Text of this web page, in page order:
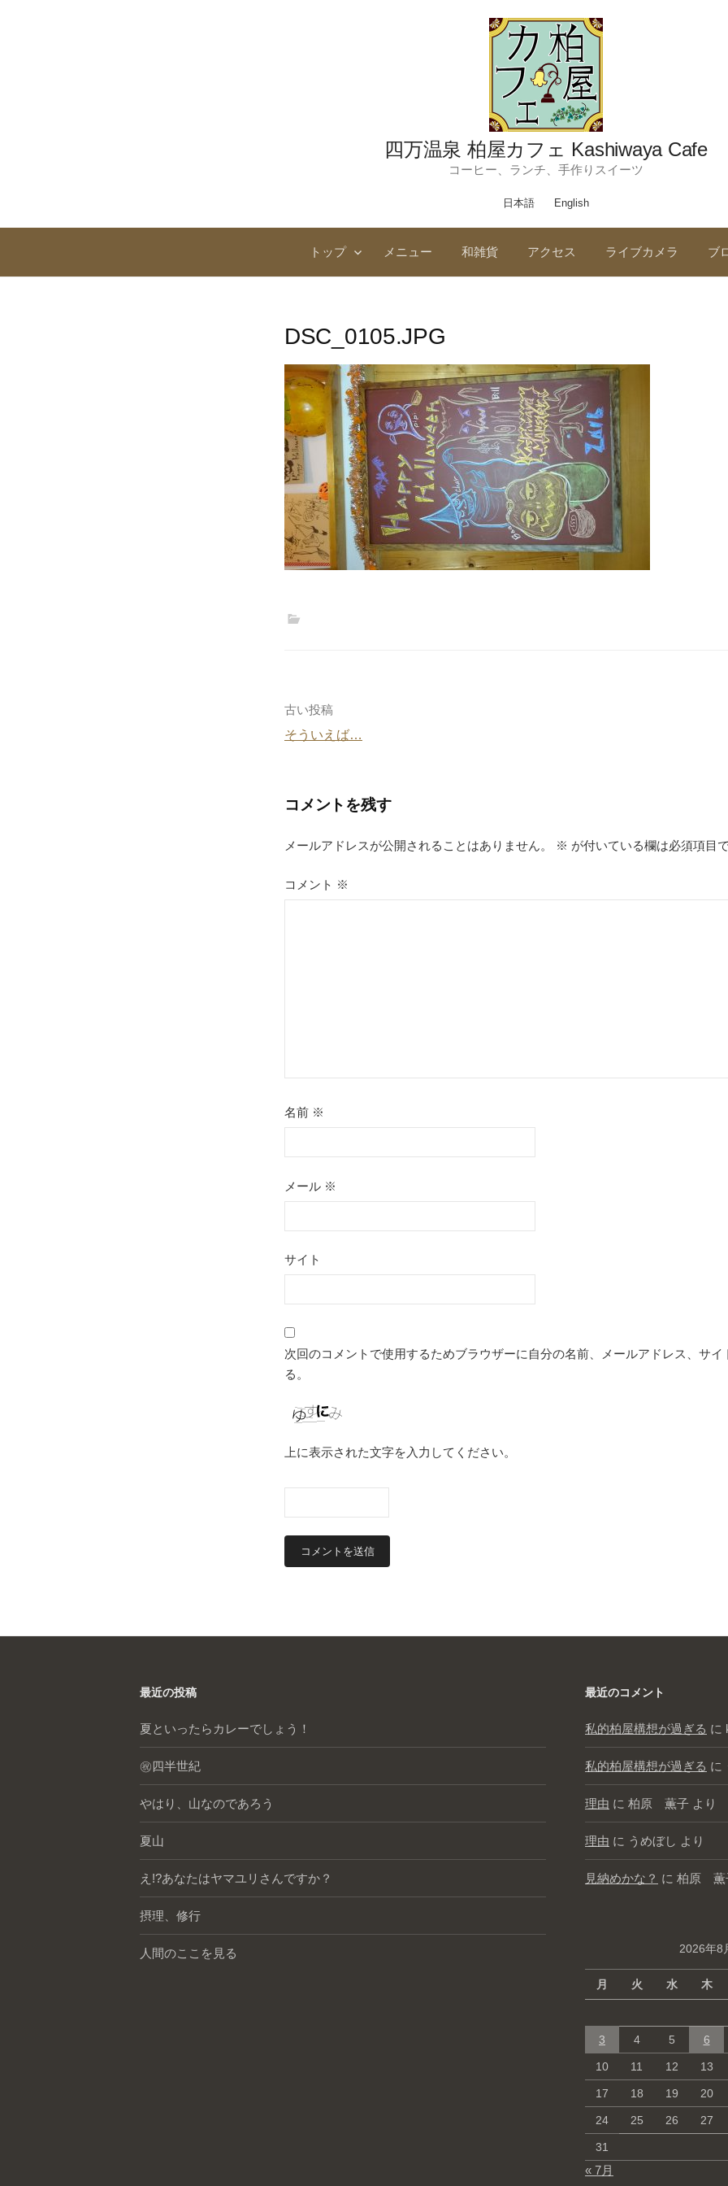
四万温泉 柏屋カフェ Kashiwaya Cafe
コーヒー、ランチ、手作りスイーツ
日本語 English
トップ メニュー 和雑貨 アクセス ライブカメラ ブ
DSC_0105.JPG
投
稿
ビ
ゲ
ー
古い投稿
そういえば…
コメントを残す
メールアドレスが公開されることはありません。 ※ が付いている欄は必須項目
コメント ※
名前 ※
メール ※
サイト
次回のコメントで使用するためブラウザーに自分の名前、メールアドレス、サイ
る。
上に表示された文字を入力してください。
最近の投稿
夏といったらカレーでしょう！
㊗️四半世紀
やはり、山なのであろう
夏山
え!?あなたはヤマユリさんですか？
摂理、修行
人間のここを見る
最近のコメント
私的柏屋構想が過ぎる に
私的柏屋構想が過ぎる に
理由 に 柏原 薫子 より
理由 に うめぼし より
見納めかな？ に 柏原 薫
2026年8
月 火 水 木
3 4 5 6
10 11 12 13
17 18 19 20
24 25 26 27
31
« 7月